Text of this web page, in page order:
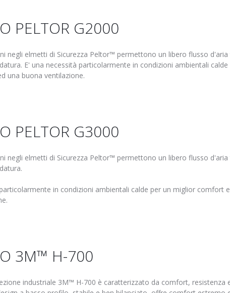
PELTOR G2000
negli elmetti di Sicurezza Peltor™ permettono un libero flusso d'aria
E' una necessità particolarmente in condizioni ambientali calde
una buona ventilazione.
PELTOR G3000
negli elmetti di Sicurezza Peltor™ permettono un libero flusso d'aria
in condizioni ambientali calde per un miglior comfort
3M™ H-700
industriale 3M™ H-700 è caratterizzato da comfort, resistenza